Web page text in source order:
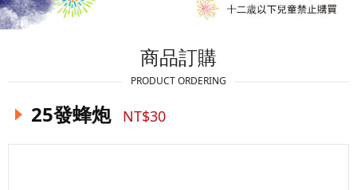
商品訂購
PRODUCT ORDERING
25發蜂炮 NT$30